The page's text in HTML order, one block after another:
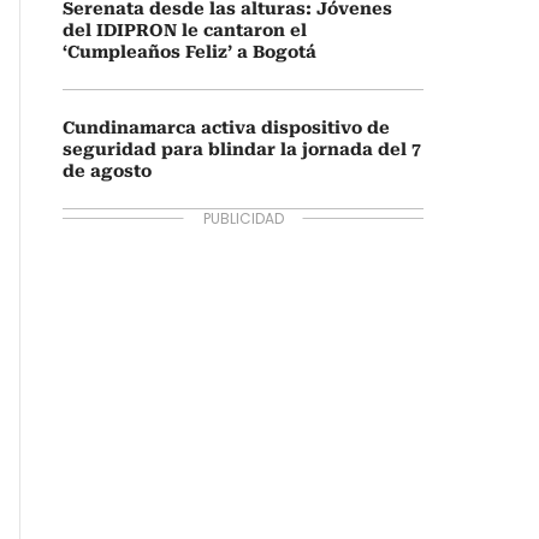
Serenata desde las alturas: Jóvenes
del IDIPRON le cantaron el
‘Cumpleaños Feliz’ a Bogotá
Cundinamarca activa dispositivo de
seguridad para blindar la jornada del 7
de agosto